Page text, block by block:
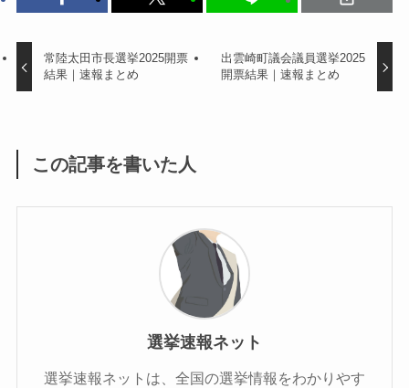
常陸太田市長選挙2025開票
結果｜速報まとめ
出雲崎町議会議員選挙2025
開票結果｜速報まとめ
この記事を書いた人
選挙速報ネット
選挙速報ネットは、全国の選挙情報をわかりやす